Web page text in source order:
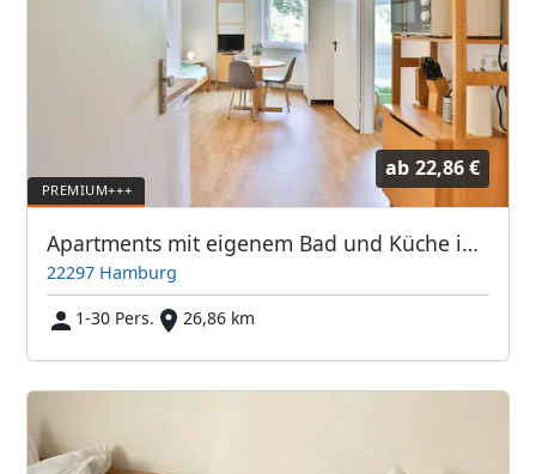
ab 22,86 €
Apartments mit eigenem Bad und Küche in 22297 Hamburg-Nord - ABA Spielbrink Unterkunft GmbH
22297 Hamburg
1-30 Pers.
26,86 km